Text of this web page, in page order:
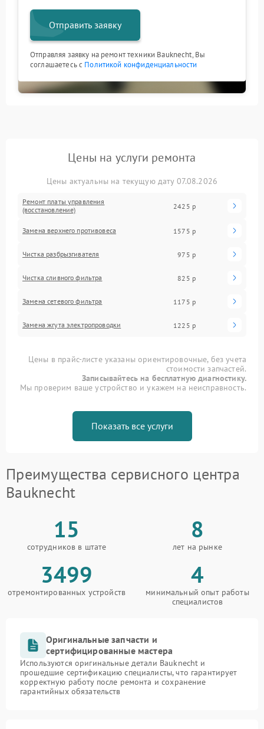
Отправить заявку
Отправляя заявку на ремонт техники Bauknecht, Вы
соглашаетесь с Политикой конфиденциальности
Цены на услуги ремонта
Цены актуальны на текущую дату 07.08.2026
Ремонт платы управления
(восстановление)
2425 р
Замена верхнего противовеса 1575 р
Чистка разбрызгивателя 975 р
Чистка сливного фильтра 825 р
Замена сетевого фильтра 1175 р
Замена жгута электропроводки 1225 р
Цены в прайс-листе указаны ориентировочные, без учета
стоимости запчастей.
Записывайтесь на бесплатную диагностику.
Мы проверим ваше устройство и укажем на неисправность.
Показать все услуги
Преимущества сервисного центра
Bauknecht
15
сотрудников в штате
8
лет на рынке
3499
отремонтированных устройств
4
минимальный опыт работы
специалистов
Оригинальные запчасти и
сертифицированные мастера
Используются оригинальные детали Bauknecht и
прошедшие сертификацию специалисты, что гарантирует
корректную работу после ремонта и сохранение
гарантийных обязательств